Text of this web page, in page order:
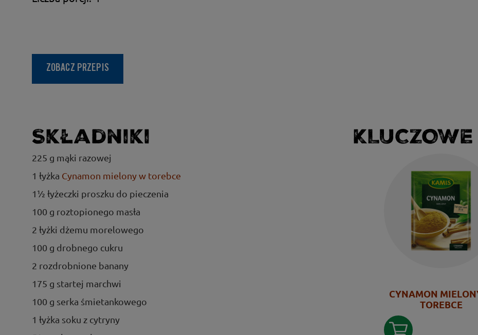
ZOBACZ PRZEPIS
Składniki
225 g mąki razowej
1 łyżka Cynamon mielony w torebce
1½ łyżeczki proszku do pieczenia
100 g roztopionego masła
2 łyżki dżemu morelowego
100 g drobnego cukru
2 rozdrobnione banany
175 g startej marchwi
100 g serka śmietankowego
1 łyżka soku z cytryny
CYNAMON
TOREBCE